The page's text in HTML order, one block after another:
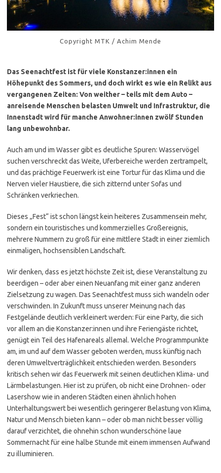
Copyright MTK / Achim Mende
Das Seenachtfest ist für viele Konstanzer:innen ein
Höhepunkt des Sommers, und doch wirkt es wie ein Relikt aus
vergangenen Zeiten: Von weither – teils mit dem Auto –
anreisende Menschen belasten Umwelt und Infrastruktur, die
Innenstadt wird für manche Anwohner:innen zwölf Stunden
lang unbewohnbar.
Auch am und im Wasser gibt es deutliche Spuren: Wasservögel
suchen verschreckt das Weite, Uferbereiche werden zertrampelt,
und das prächtige Feuerwerk ist eine Tortur für das Klima und die
Nerven vieler Haustiere, die sich zitternd unter Sofas und
Schränken verkriechen.
Dieses „Fest“ ist schon längst kein heiteres Zusammensein mehr,
sondern ein touristisches und kommerzielles Großereignis,
mehrere Nummern zu groß für eine mittlere Stadt in einer ziemlich
einmaligen, hochsensiblen Landschaft.
Wir denken, dass es jetzt höchste Zeit ist, diese Veranstaltung zu
beerdigen – oder aber einen Neuanfang mit einer ganz anderen
Zielsetzung zu wagen. Das Seenachtfest muss sich wandeln oder
verschwinden. In Zukunft muss unserer Meinung nach das
Festgelände deutlich verkleinert werden: Für eine Party, die sich
vor allem an die Konstanzer:innen und ihre Feriengäste richtet,
genügt ein Teil des Hafenareals allemal. Welche Programmpunkte
am, im und auf dem Wasser geboten werden, muss künftig nach
deren Umweltverträglichkeit entschieden werden. Besonders
kritisch sehen wir das Feuerwerk mit seinen deutlichen Klima- und
Lärmbelastungen. Hier ist zu prüfen, ob nicht eine Drohnen- oder
Lasershow wie in anderen Städten einen ähnlich hohen
Unterhaltungswert bei wesentlich geringerer Belastung von Klima,
Natur und Mensch bieten kann – oder ob man nicht besser völlig
darauf verzichtet, die ohnehin schon wunderschöne laue
Sommernacht für eine halbe Stunde mit einem immensen Aufwand
zu illuminieren.